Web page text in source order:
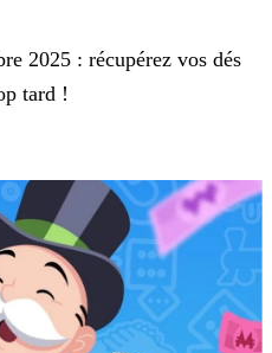
2025 : récupérez vos dés
tard !